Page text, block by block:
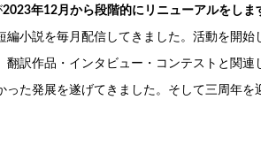
2023年12月から段階的にリニューアルをし
編小説を毎月配信してきました。活動を開
翻訳作品・インタビュー・コンテストと関連
った発展を遂げてきました。そして三周年を